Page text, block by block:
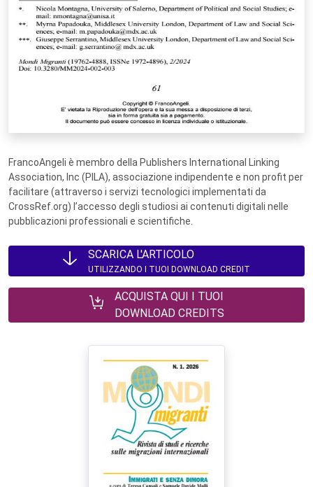
FrancoAngeli è membro della Publishers International Linking
Association, Inc (PILA), associazione indipendente e non profit per
facilitare (attraverso i servizi tecnologici implementati da
CrossRef.org) l’accesso degli studiosi ai contenuti digitali nelle
pubblicazioni professionali e scientifiche.
SCARICA L'ARTICOLO
UTILIZZANDO I TUOI DOWNLOAD CREDIT
ACQUISTA QUI I TUOI
DOWNLOAD CREDITS